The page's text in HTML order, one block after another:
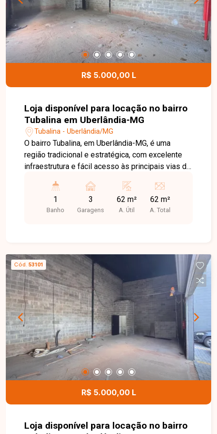
com 02 vagas de garagem na área residencial e
01 vaga na área comercial, proporcionando
excelente aproveitamento dos espaços para
diferentes finalidades. Entre em contato para
mais informações e agende uma visita para
conhecer esta excelente oportunidade.
R$ 5.000,00 L
Loja disponível para locação no bairro
Tubalina em Uberlândia-MG
Tubalina - Uberlândia/MG
O bairro Tubalina, em Uberlândia-MG, é uma
região tradicional e estratégica, com excelente
infraestrutura e fácil acesso às principais vias da
supermercados, escolas, farmácias e diversos
serviços, oferece praticidade e grande fluxo de
pessoas e veículos, sendo uma excelente opção
proporcionando alta visibilidade para a empresa
e fácil acesso aos clientes. O imóvel conta com
porta automatizada, banheiro acessível e 03
vagas de estacionamento, oferecendo
praticidade e comodidade para clientes e
colaboradores. Entre em contato para mais
informações e agende uma visita para conhecer
esta excelente oportunidade comercial.
1
Banho
3
Garagens
62 m²
A. Útil
62 m²
A. Total
Cód. 53101
R$ 5.000,00 L
Loja disponível para locação no bairro